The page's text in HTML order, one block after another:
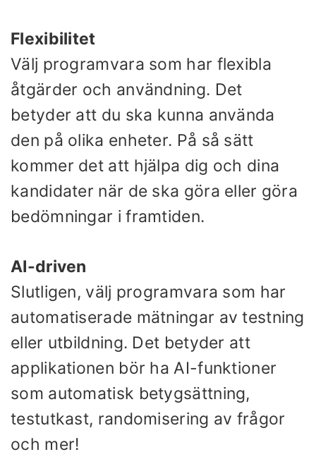
Flexibilitet
Välj programvara som har flexibla
åtgärder och användning. Det
betyder att du ska kunna använda
den på olika enheter. På så sätt
kommer det att hjälpa dig och dina
kandidater när de ska göra eller göra
bedömningar i framtiden.
AI-driven
Slutligen, välj programvara som har
automatiserade mätningar av testning
eller utbildning. Det betyder att
applikationen bör ha AI-funktioner
som automatisk betygsättning,
testutkast, randomisering av frågor
och mer!